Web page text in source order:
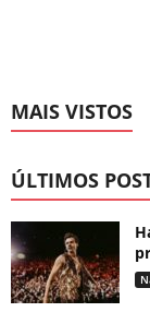
MAIS VISTOS
ÚLTIMOS